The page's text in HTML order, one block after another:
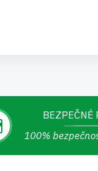
BEZPEČNÉ
100%